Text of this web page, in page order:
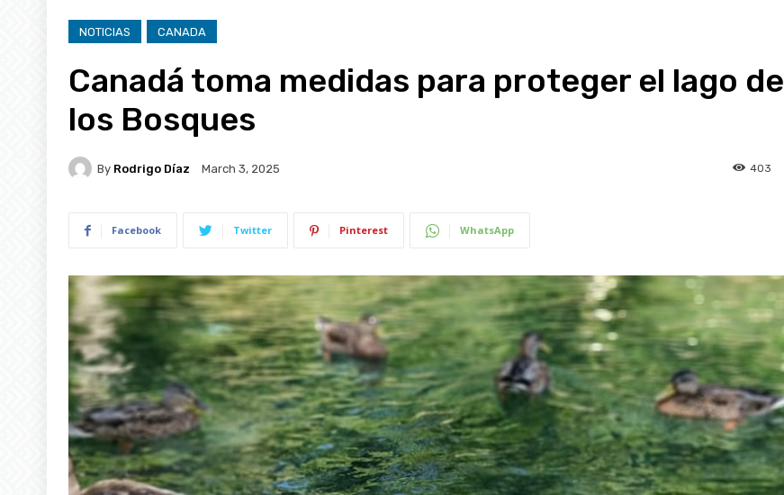
NOTICIAS CANADA
Canadá toma medidas para proteger el lago de
los Bosques
By Rodrigo Díaz March 3, 2025 403
Facebook Twitter Pinterest WhatsApp